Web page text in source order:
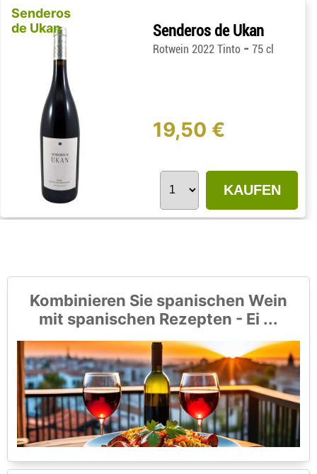
Senderos
de Ukan
Senderos de Ukan
Rotwein 2022 Tinto -75 cl
19,50 €
KAUFEN
Kombinieren Sie spanischen Wein
mit spanischen Rezepten - Ei ...